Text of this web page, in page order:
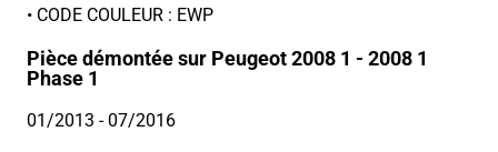
• CODE COULEUR : EWP
Pièce démontée sur Peugeot 2008 1 - 2008 1
Phase 1
01/2013 - 07/2016